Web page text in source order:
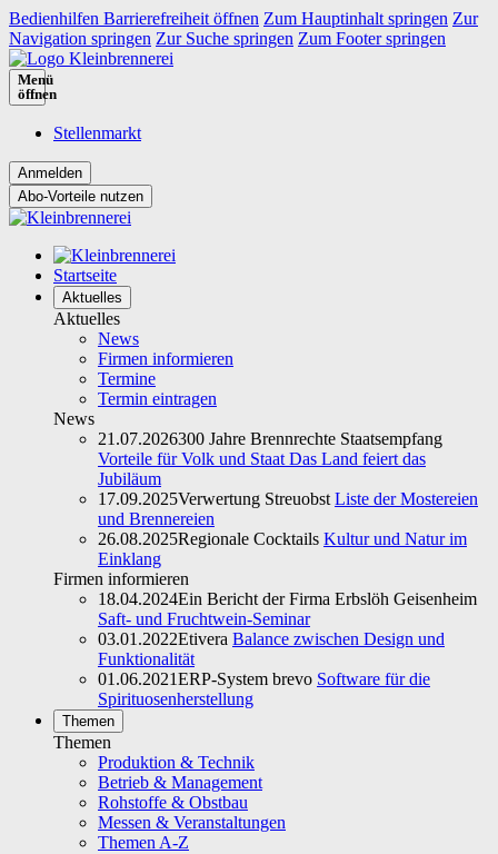
Bedienhilfen Barrierefreiheit öffnen Zum Hauptinhalt springen Zur
Navigation springen Zur Suche springen Zum Footer springen
Menü
öffnen
Stellenmarkt
Abo-Vorteile nutzen
Startseite
Aktuelles
Aktuelles
News
Firmen informieren
Termine
Termin eintragen
News
21.07.2026300 Jahre Brennrechte Staatsempfang
Vorteile für Volk und Staat Das Land feiert das
Jubiläum
17.09.2025Verwertung Streuobst Liste der Mostereien
und Brennereien
26.08.2025Regionale Cocktails Kultur und Natur im
Einklang
Firmen informieren
18.04.2024Ein Bericht der Firma Erbslöh Geisenheim
Saft- und Fruchtwein-Seminar
03.01.2022Etivera Balance zwischen Design und
Funktionalität
01.06.2021ERP-System brevo Software für die
Spirituosenherstellung
Themen
Themen
Produktion & Technik
Betrieb & Management
Rohstoffe & Obstbau
Messen & Veranstaltungen
Themen A-Z